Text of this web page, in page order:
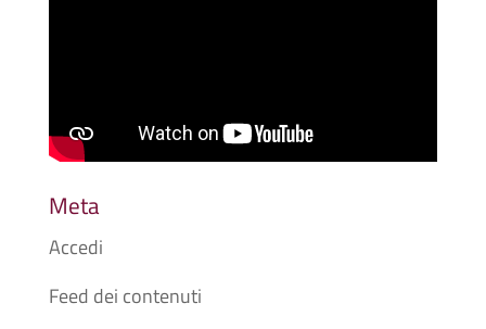
Meta
Accedi
Feed dei contenuti